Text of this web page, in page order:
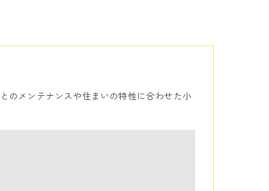
のメンテナンスや住まいの特性に合わせた小